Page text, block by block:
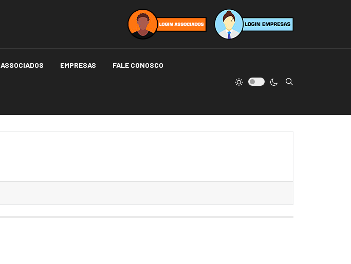
ASSOCIADOS EMPRESAS FALE CONOSCO